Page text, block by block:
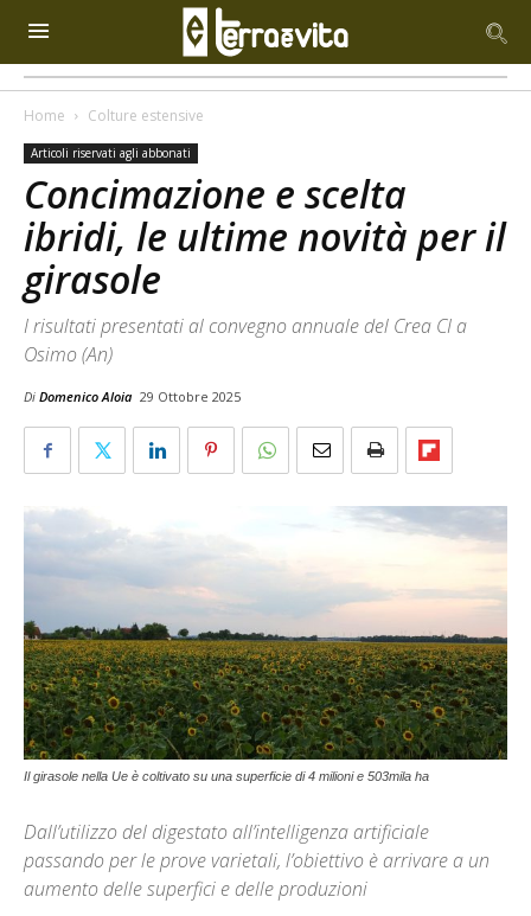
Home Colture estensive
Articoli riservati agli abbonati
Concimazione e scelta
ibridi, le ultime novità per il
girasole
I risultati presentati al convegno annuale del Crea CI a
Osimo (An)
Di Domenico Aloia 29 Ottobre 2025
Il girasole nella Ue è coltivato su una superficie di 4 milioni e 503mila ha
Dall’utilizzo del digestato all’intelligenza artificiale
passando per le prove varietali, l’obiettivo è arrivare a un
aumento delle superfici e delle produzioni